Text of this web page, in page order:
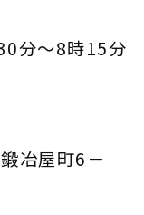
分～8時15分
冶屋町6－